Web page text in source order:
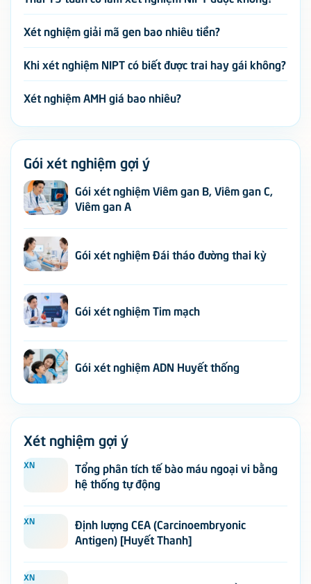
Xét nghiệm giải mã gen bao nhiêu tiền?
Khi xét nghiệm NIPT có biết được trai hay gái không?
Xét nghiệm AMH giá bao nhiêu?
Gói xét nghiệm gợi ý
Gói xét nghiệm Viêm gan B, Viêm gan C,
Viêm gan A
Gói xét nghiệm Đái tháo đường thai kỳ
Gói xét nghiệm Tim mạch
Gói xét nghiệm ADN Huyết thống
Xét nghiệm gợi ý
XN
Tổng phân tích tế bào máu ngoại vi bằng
hệ thống tự động
XN
Định lượng CEA (Carcinoembryonic
Antigen) [Huyết Thanh]
XN